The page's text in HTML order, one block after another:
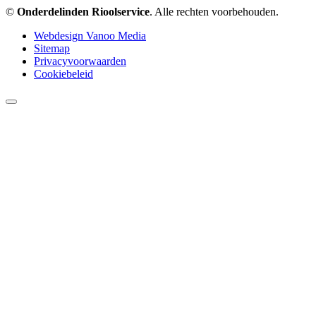
© Onderdelinden Rioolservice. Alle rechten voorbehouden.
Webdesign Vanoo Media
Sitemap
Privacyvoorwaarden
Cookiebeleid